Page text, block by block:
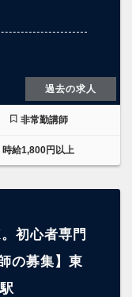
過去の求人
非常勤講師
時給1,800円以上
初心者専門
の募集】東